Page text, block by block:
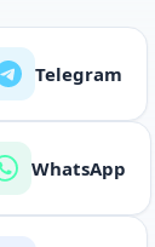
Telegram
WhatsApp